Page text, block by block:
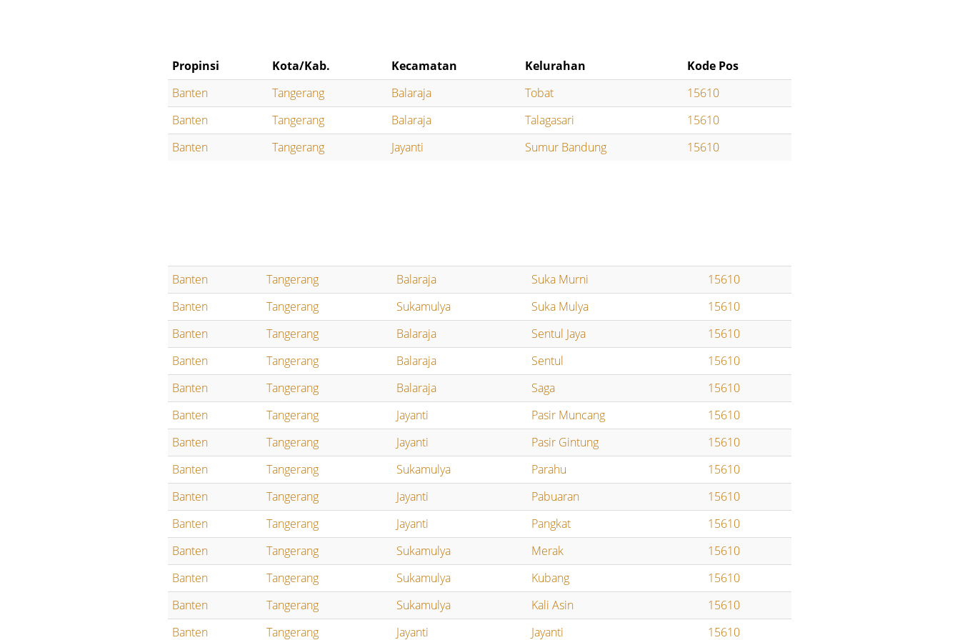
Propinsi Kota/Kab. Kecamatan Kelurahan
Kode Pos
Banten
Tangerang Balaraja Tobat
15610
Banten
Tangerang Balaraja Talagasari
15610
Banten
Tangerang Jayanti Sumur Bandung 15610
Banten Tangerang Balaraja Suka Murni
15610
Banten
Tangerang Sukamulya Suka Mulya
15610
Banten
Tangerang Balaraja Sentul Jaya
15610
Banten
Tangerang Balaraja Sentul
15610
Banten
Tangerang Balaraja Saga
15610
Banten
Tangerang Jayanti Pasir Muncang
15610
Banten
Tangerang Jayanti Pasir Gintung
15610
Banten
Tangerang Sukamulya Parahu
15610
Banten
Tangerang Jayanti Pabuaran
15610
Banten
Tangerang Jayanti Pangkat
15610
Banten
Tangerang Sukamulya Merak
15610
Banten
Tangerang Sukamulya Kubang
15610
Banten
Tangerang Sukamulya Kali Asin
15610
Banten
Tangerang Jayanti Jayanti 15610